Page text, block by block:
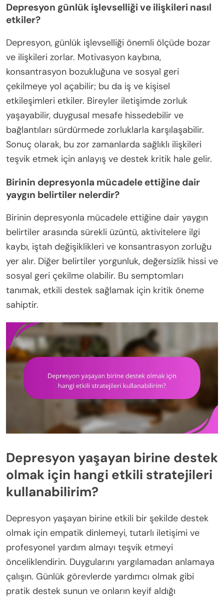
Depresyon günlük işlevselliği ve ilişkileri nasıl
etkiler?
Depresyon, günlük işlevselliği önemli ölçüde bozar
ve ilişkileri zorlar. Motivasyon kaybına,
konsantrasyon bozukluğuna ve sosyal geri
çekilmeye yol açabilir; bu da iş ve kişisel
etkileşimleri etkiler. Bireyler iletişimde zorluk
yaşayabilir, duygusal mesafe hissedebilir ve
bağlantıları sürdürmede zorluklarla karşılaşabilir.
Sonuç olarak, bu zor zamanlarda sağlıklı ilişkileri
teşvik etmek için anlayış ve destek kritik hale gelir.
Birinin depresyonla mücadele ettiğine dair
yaygın belirtiler nelerdir?
Birinin depresyonla mücadele ettiğine dair yaygın
belirtiler arasında sürekli üzüntü, aktivitelere ilgi
kaybı, iştah değişiklikleri ve konsantrasyon zorluğu
yer alır. Diğer belirtiler yorgunluk, değersizlik hissi ve
sosyal geri çekilme olabilir. Bu semptomları
tanımak, etkili destek sağlamak için kritik öneme
sahiptir.
Depresyon yaşayan birine destek
olmak için hangi etkili stratejileri
kullanabilirim?
Depresyon yaşayan birine etkili bir şekilde destek
olmak için empatik dinlemeyi, tutarlı iletişimi ve
profesyonel yardım almayı teşvik etmeyi
önceliklendirin. Duygularını yargılamadan anlamaya
çalışın. Günlük görevlerde yardımcı olmak gibi
pratik destek sunun ve onların keyif aldığı